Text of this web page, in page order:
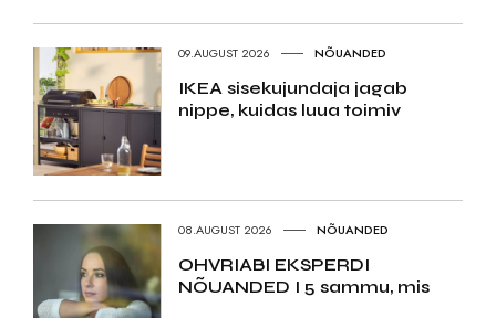
09.AUGUST 2026 NÕUANDED
IKEA sisekujundaja jagab
nippe, kuidas luua toimiv
08.AUGUST 2026 NÕUANDED
OHVRIABI EKSPERDI
NÕUANDED I 5 sammu, mis